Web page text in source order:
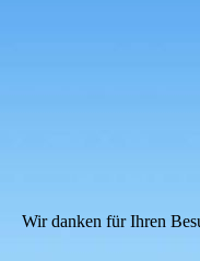
Wir danken für Ihren